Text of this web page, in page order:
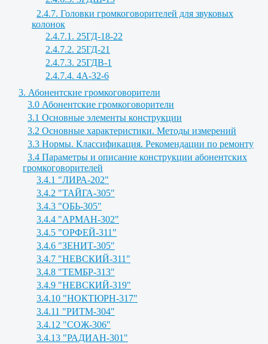
2.4.7. Головки громкоговорителей для звуковых
колонок
2.4.7.1. 25ГД-18-22
2.4.7.2. 25ГД-21
2.4.7.3. 25ГДВ-1
2.4.7.4. 4А-32-6
3. Абонентские громкоговорители
3.0 Абонентские громкоговорители
3.1 Основные элементы конструкции
3.2 Основные характеристики. Методы измерений
3.3 Нормы. Классификация. Рекомендации по ремонту
3.4 Параметры и описание конструкции абонентских
громкоговорителей
3.4.1 "ЛИРА-202"
3.4.2 "ТАЙГА-305"
3.4.3 "ОБЬ-305"
3.4.4 "АРМАН-302"
3.4.5 "ОРФЕЙ-311"
3.4.6 "ЗЕНИТ-305"
3.4.7 "НЕВСКИЙ-311"
3.4.8 "ТЕМБР-313"
3.4.9 "НЕВСКИЙ-319"
3.4.10 "НОКТЮРН-317"
3.4.11 "РИТМ-304"
3.4.12 "СОЖ-306"
3.4.13 "РАДИАН-301"